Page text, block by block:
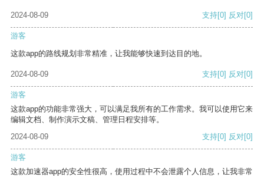
2024-08-09 支持[0] 反对[0]
游客
这款app的路线规划非常精准，让我能够快速到达目的地。
2024-08-09 支持[0] 反对[0]
游客
这款app的功能非常强大，可以满足我所有的工作需求。我可以使用它来
编辑文档、制作演示文稿、管理日程安排等。
2024-08-09
支持[0] 反对[0]
游客
这款加速器app的安全性很高，使用过程中不会泄露个人信息，让我非常